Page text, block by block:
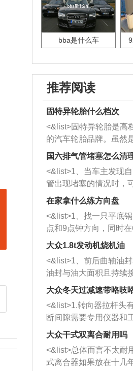
bba是什么车
推荐阅读
固特异轮胎什么档次
<&list>固特异轮胎是高
的汽车轮胎品牌。虽然
牌，但是中高低端的轮
也是为了更好的开拓市
国六排气管堵塞怎么清
<&list>1、当车主发现
管出现堵塞的情况时，
者是细棍，直接将杂物
堵塞情况比较严重，也
施。 <&list>2、直接利
杂物推到排气管里面的
三元催化器拆解开，就
西取出来。但如果是因
的堵塞，就需要将三元
洗剂对堵塞的情况得到
放在燃油箱中，与燃油
动时，就可以和汽油一
室，最后形成废气排出
催化器得到清洗，排气
能够得到解决。
在家拿什么练方向盘
<&list>1、找一只平底
点和9点钟方向，同时
方向做一个标记。
一圈半的练习，往右同
圈数。 <&list>3、最后
习，这样就可以形成肌
驾驶车辆时，不需要记
向。
大众1.8t发动机烧机油
<&list>1、前后曲轴油
油封与油大面积且持续
和发动机内持续温度变
逐渐减弱，导致渗油或
活塞间隙过大：积碳会
的间隙扩大，导致机油
造成烧机油。<&list>3、
机油粘度过小的话，同
象，机油粘度过小具有
大众冬天过减速带咯吱
<&list>1.转向器拉杆头
断间隙需要专用仪器和
无法制作，需要将车辆
店；<&list>2.车辆半轴
裂，破裂后会出现漏油
损严重，磨损的半轴容
大众干式双离合耐用吗
<&list>总体而言不太耐
式离合器如果放在十几